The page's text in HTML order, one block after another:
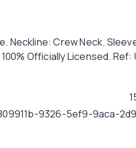
Neckline: Crew Neck.
Officially Licensed. Ref:
9326-5ef9-9aca-